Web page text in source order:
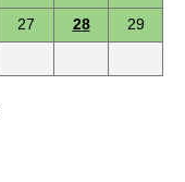
27 28
29